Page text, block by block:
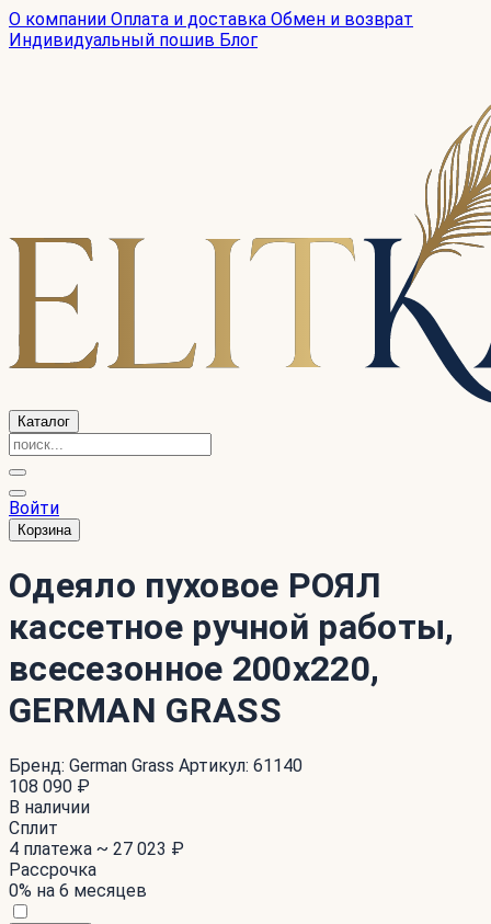
О компании Оплата и доставка Обмен и возврат
Индивидуальный пошив Блог
Каталог
Войти
Корзина
Одеяло пуховое РОЯЛ
кассетное ручной работы,
всесезонное 200x220,
GERMAN GRASS
Бренд: German Grass Артикул: 61140
108 090 ₽
В наличии
Сплит
4 платежа ~ 27 023 ₽
Рассрочка
0% на 6 месяцев